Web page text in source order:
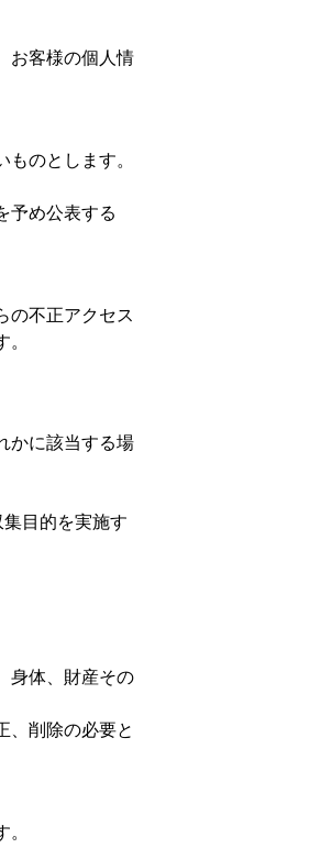
お客様の個人情
のとします。
予め公表する
の不正アクセス
かに該当する場
目的を実施す
身体、財産その
、削除の必要と